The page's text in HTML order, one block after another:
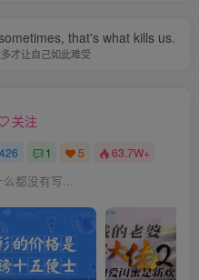
that's what kills us.
才让自己如此难受
关注
1 5 63.7W+
都没有写...